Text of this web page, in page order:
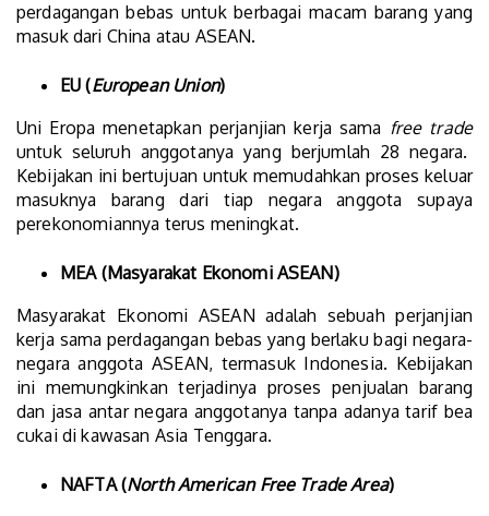
perdagangan bebas untuk berbagai macam barang yang
masuk dari China atau ASEAN.
EU (European Union)
Uni Eropa menetapkan perjanjian kerja sama free trade
untuk seluruh anggotanya yang berjumlah 28 negara.
Kebijakan ini bertujuan untuk memudahkan proses keluar
masuknya barang dari tiap negara anggota supaya
perekonomiannya terus meningkat.
MEA (Masyarakat Ekonomi ASEAN)
Masyarakat Ekonomi ASEAN adalah sebuah perjanjian
kerja sama perdagangan bebas yang berlaku bagi negara-
negara anggota ASEAN, termasuk Indonesia. Kebijakan
ini memungkinkan terjadinya proses penjualan barang
dan jasa antar negara anggotanya tanpa adanya tarif bea
cukai di kawasan Asia Tenggara.
NAFTA (North American Free Trade Area)